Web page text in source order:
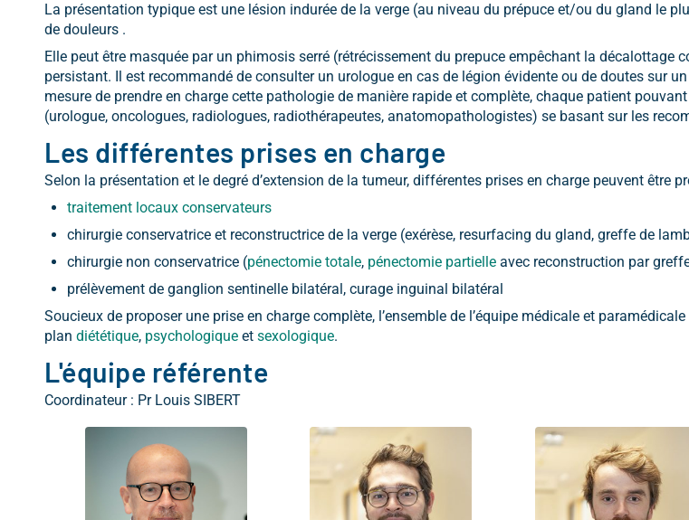
La présentation typique est une lésion indurée de la verge (au niveau du prépuce et/ou du gland le
de douleurs .
Elle peut être masquée par un phimosis serré (rétrécissement du prepuce empêchant la
persistant. Il est recommandé de consulter un urologue en cas de légion évidente ou de doutes sur
mesure de prendre en charge cette pathologie de manière rapide et complète, chaque patient
(urologue, oncologues, radiologues, radiothérapeutes, anatomopathologistes) se basant sur les
Les différentes prises en charge
Selon la présentation et le degré d’extension de la tumeur, différentes prises en charge peuvent être
traitement locaux conservateurs
chirurgie conservatrice et reconstructrice de la verge (exérèse, resurfacing du gland, greffe de
chirurgie non conservatrice (pénectomie totale, pénectomie partielle avec reconstruction par
prélèvement de ganglion sentinelle bilatéral, curage inguinal bilatéral
Soucieux de proposer une prise en charge complète, l’ensemble de l’équipe médicale et
plan diététique, psychologique et sexologique.
L'équipe référente
Coordinateur : Pr Louis SIBERT